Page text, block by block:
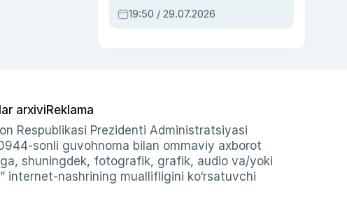
qahramon — Ukraina
armiyasi bosh
19:50 / 29.07.2026
arxiviReklama
Respublikasi Prezidenti Administratsiyasi
sonli guvohnoma bilan ommaviy axborot
shuningdek, fotografik, grafik, audio va/yoki
internet-nashrining muallifligini ko‘rsatuvchi